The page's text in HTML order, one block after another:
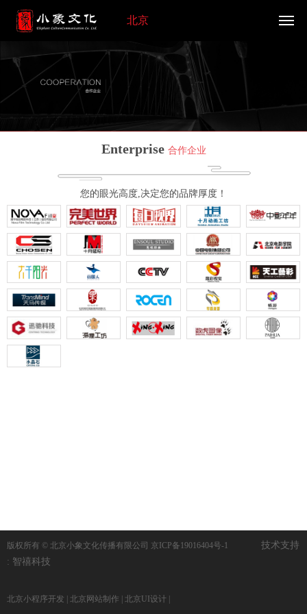
北京
Enterprise 合作企业
您的眼光高度,决定您的品牌厚度！
版权所有 © 北京小象文化传播有限公司 京ICP备19016404号-1
技术支持
: 智禧科技
北京小程序开发 北京网站制作 北京UI设计